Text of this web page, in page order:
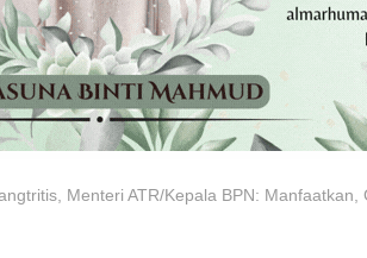
Menteri ATR/Kepala BPN: Manfaatkan,